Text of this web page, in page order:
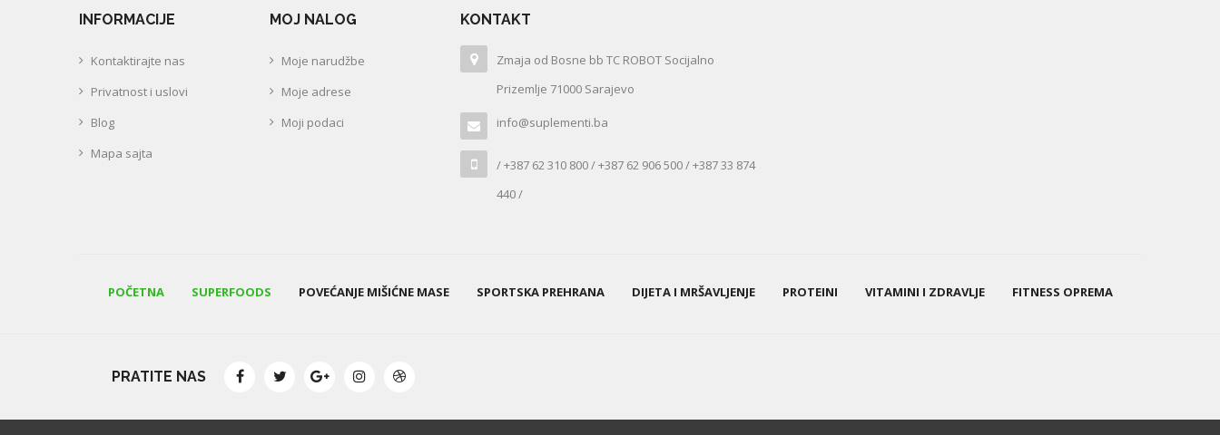
INFORMACIJE
Kontaktirajte nas
Privatnost i uslovi
Blog
Mapa sajta
MOJ NALOG
Moje narudžbe
Moje adrese
Moji podaci
KONTAKT
Zmaja od Bosne bb TC ROBOT Socijalno
Prizemlje 71000 Sarajevo
info@suplementi.ba
/ +387 62 310 800 / +387 62 906 500 / +387 33 874
440 /
POČETNA SUPERFOODS POVEĆANJE MIŠIĆNE MASE SPORTSKA PREHRANA DIJETA I MRŠAVLJENJE PROTEINI VITAMINI I ZDRAVLJE FITNESS OPREMA
PRATITE NAS